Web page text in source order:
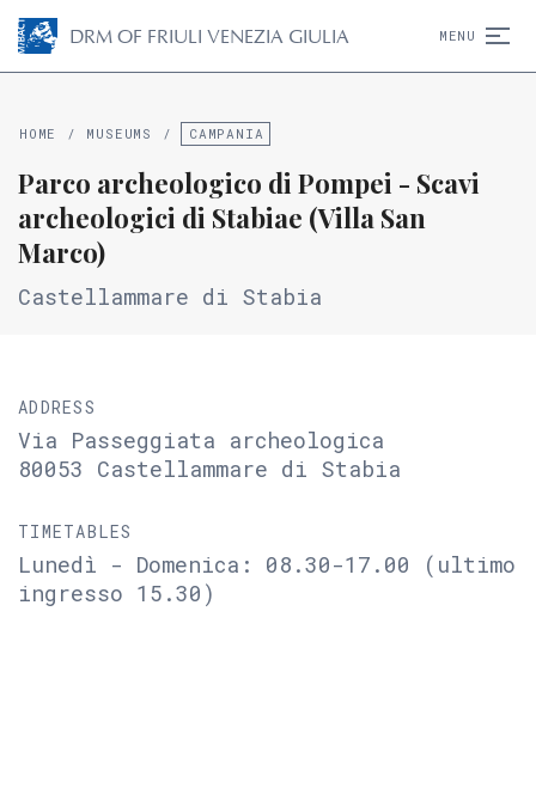
DRM OF FRIULI VENEZIA GIULIA MENU
HOME / MUSEUMS / CAMPANIA
Parco archeologico di Pompei - Scavi
archeologici di Stabiae (Villa San
Marco)
Castellammare di Stabia
ADDRESS
Via Passeggiata archeologica
80053 Castellammare di Stabia
TIMETABLES
Lunedì - Domenica: 08.30-17.00 (ultimo
ingresso 15.30)